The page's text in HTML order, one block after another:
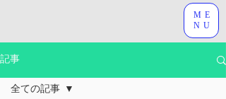
ME
NU
記事
全ての記事